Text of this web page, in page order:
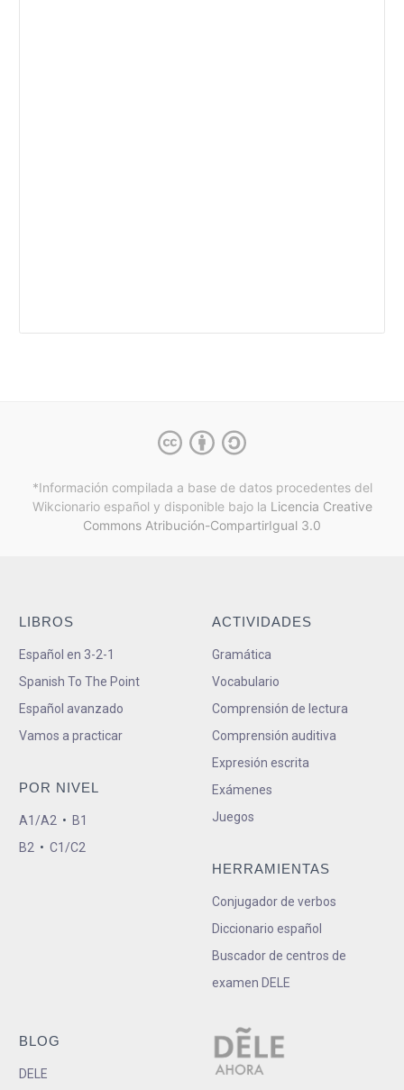
*Información compilada a base de datos procedentes del
Wikcionario español y disponible bajo la Licencia Creative
Commons Atribución-CompartirIgual 3.0
LIBROS
Español en 3-2-1
Spanish To The Point
Español avanzado
Vamos a practicar
POR NIVEL
A1/A2 • B1
B2 • C1/C2
ACTIVIDADES
Gramática
Vocabulario
Comprensión de lectura
Comprensión auditiva
Expresión escrita
Exámenes
Juegos
HERRAMIENTAS
Conjugador de verbos
Diccionario español
Buscador de centros de
examen DELE
BLOG
DELE